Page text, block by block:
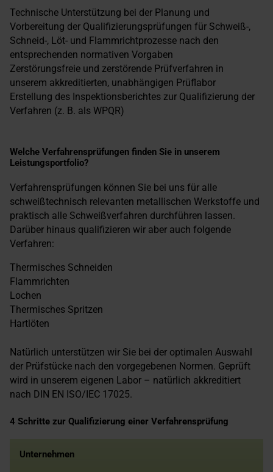
Technische Unterstützung bei der Planung und
Vorbereitung der Qualifizierungsprüfungen für Schweiß-,
Schneid-, Löt- und Flammrichtprozesse nach den
entsprechenden normativen Vorgaben
Zerstörungsfreie und zerstörende Prüfverfahren in
unserem akkreditierten, unabhängigen Prüflabor
Erstellung des Inspektionsberichtes zur Qualifizierung der
Verfahren (z. B. als WPQR)
Welche Verfahrensprüfungen finden Sie in unserem
Leistungsportfolio?
Verfahrensprüfungen können Sie bei uns für alle
schweißtechnisch relevanten metallischen Werkstoffe und
praktisch alle Schweißverfahren durchführen lassen.
Darüber hinaus qualifizieren wir aber auch folgende
Verfahren:
Thermisches Schneiden
Flammrichten
Lochen
Thermisches Spritzen
Hartlöten
Natürlich unterstützen wir Sie bei der optimalen Auswahl
der Prüfstücke nach den vorgegebenen Normen. Geprüft
wird in unserem eigenen Labor – natürlich akkreditiert
nach DIN EN ISO/IEC 17025.
4 Schritte zur Qualifizierung einer Verfahrensprüfung
Unternehmen